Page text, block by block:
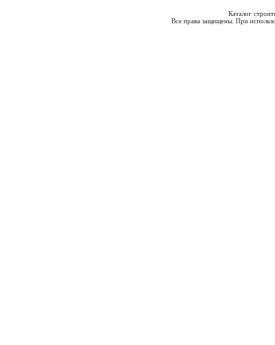
Каталог
Все права защищены. При